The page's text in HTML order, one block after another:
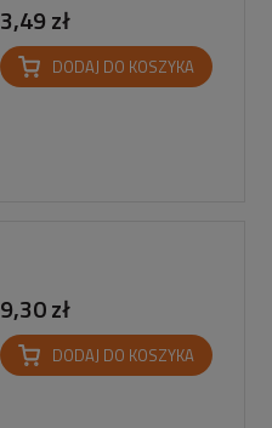
3,49 zł
DODAJ DO KOSZYKA
9,30 zł
DODAJ DO KOSZYKA